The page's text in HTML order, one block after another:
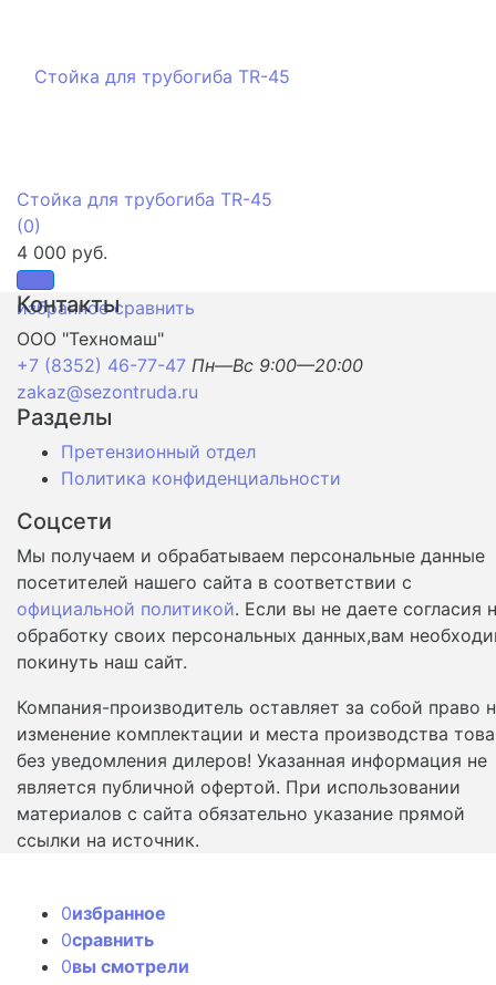
избранное сравнить
Стойка для трубогиба TR-45
(0)
4 000 руб.
Контакты
ООО "Техномаш"
+7 (8352) 46-77-47 Пн—Вс 9:00—20:00
zakaz@sezontruda.ru
Разделы
Претензионный отдел
Политика конфиденциальности
Соцсети
Мы получаем и обрабатываем персональные данные
посетителей нашего сайта в соответствии с
официальной политикой. Если вы не даете согласия
обработку своих персональных данных,вам
покинуть наш сайт.
Компания-производитель оставляет за собой право
изменение комплектации и места производства
без уведомления дилеров! Указанная информация не
является публичной офертой. При использовании
материалов с сайта обязательно указание прямой
ссылки на источник.
0избранное
0сравнить
0вы смотрели